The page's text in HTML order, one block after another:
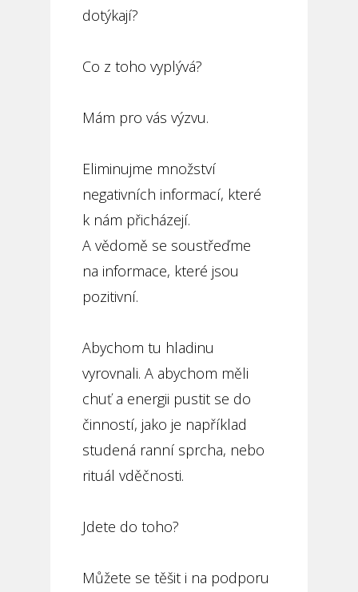
dotýkají?
Co z toho vyplývá?
Mám pro vás výzvu.
Eliminujme množství
negativních informací, které
k nám přicházejí.
A vědomě se soustřeďme
na informace, které jsou
pozitivní.
Abychom tu hladinu
vyrovnali. A abychom měli
chuť a energii pustit se do
činností, jako je například
studená ranní sprcha, nebo
rituál vděčnosti.
Jdete do toho?
Můžete se těšit i na podporu